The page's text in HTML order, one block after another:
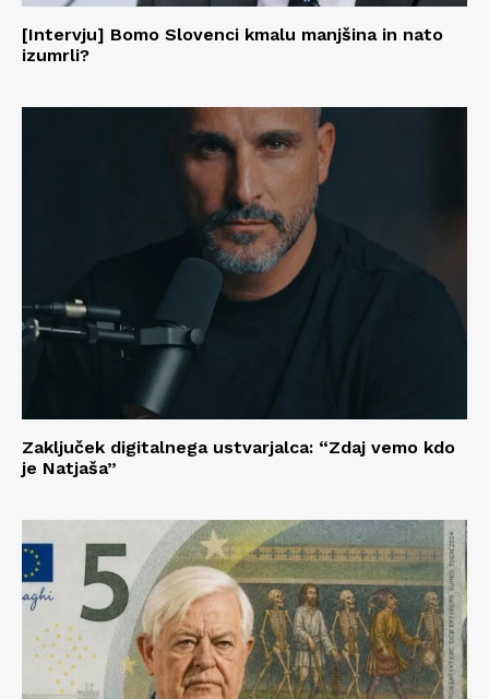
[Intervju] Bomo Slovenci kmalu manjšina in nato
izumrli?
Zaključek digitalnega ustvarjalca: “Zdaj vemo kdo
je Natjaša”